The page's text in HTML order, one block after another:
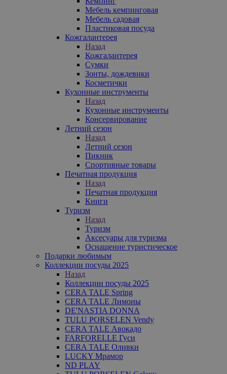
Мебель кемпинговая
Мебель садовая
Пластиковая посуда
Кожгалантерея
Назад
Кожгалантерея
Сумки
Зонты, дождевики
Косметички
Кухонные инструменты
Назад
Кухонные инструменты
Консервирование
Летний сезон
Назад
Летний сезон
Пикник
Спортивные товары
Печатная продукция
Назад
Печатная продукция
Книги
Туризм
Назад
Туризм
Аксесуары для туризма
Оснащение туристическое
Подарки любимым
Коллекции посуды 2025
Назад
Коллекции посуды 2025
CERA TALE Spring
CERA TALE Лимоны
DE'NASTIA DONNA
TULU PORSELEN Vendy
CERA TALE Авокадо
FARFORELLE Гуси
CERA TALE Оливки
LUCKY Мрамор
ND PLAY